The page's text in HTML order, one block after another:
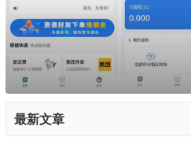
最新文章